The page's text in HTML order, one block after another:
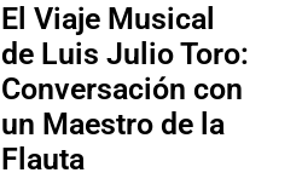
El Viaje Musical
de Luis Julio Toro:
Conversación con
un Maestro de la
Flauta